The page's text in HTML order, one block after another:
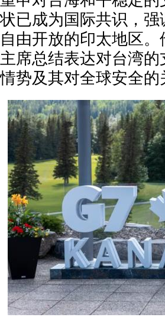
状已成为国际共识，
自由开放的印太地区
主席总结表达对台湾
情势及其对全球安全的